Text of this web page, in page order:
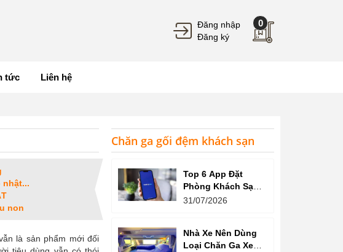
Đăng nhập
Đăng ký
0
tức Liên hệ
nhật...
non
là sản phẩm mới đối
Chăn ga gối đệm khách sạn
Top 6 App Đặt
Phòng Khách Sạn
Giá Tốt, Nhiều Ưu
31/07/2026
Nhà Xe Nên Dùng
Loại Chăn Ga Xe